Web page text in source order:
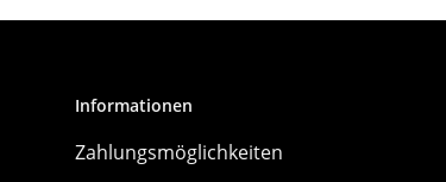
Informationen
Zahlungsmöglichkeiten